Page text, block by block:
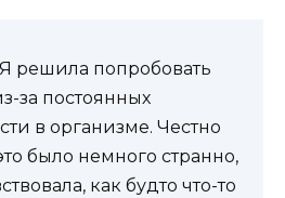
решила попробовать
за постоянных
в организме. Честно
было немного странно,
как будто что-то